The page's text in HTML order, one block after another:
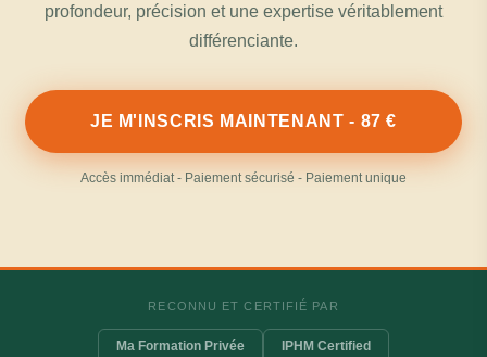
profondeur, précision et une expertise véritablement
différenciante.
JE M'INSCRIS MAINTENANT - 87 €
Accès immédiat - Paiement sécurisé - Paiement unique
RECONNU ET CERTIFIÉ PAR
Ma Formation Privée IPHM Certified